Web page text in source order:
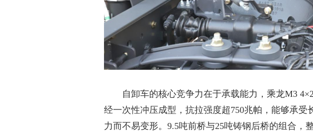
自卸车的核心竞争力在于承载能力，乘龙M3
经一次性冲压成型，抗拉强度超750兆帕，能够承
力而不易变形。9.5吨前桥与25吨铸钢后桥的组合，